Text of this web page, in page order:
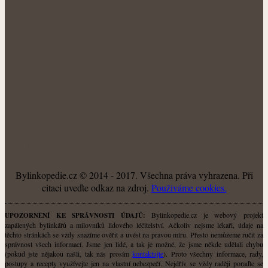
Bylinkopedie.cz © 2014 - 2017. Všechna práva vyhrazena. Při
citaci uveďte odkaz na zdroj. Použiváme cookies.
UPOZORNĚNÍ KE SPRÁVNOSTI ÚDAJŮ: Bylinkopedie.cz je webový projekt
zapálených bylinkářů a milovníků lidového léčitelství. Ačkoliv nejsme lékaři, údaje na
těchto stránkách se vždy snažíme ověřit a uvést na pravou míru. Přesto nemůžeme ručit za
správnost všech informací. Jsme jen lidé, a tak je možné, že jsme někde udělali chybu
(pokud jste nějakou našli, tak nás prosímkontaktujte). Proto všechny informace, rady,
postupy a recepty využívejte jen na vlastní nebezpečí. Nejdřív se vždy raději poraďte se